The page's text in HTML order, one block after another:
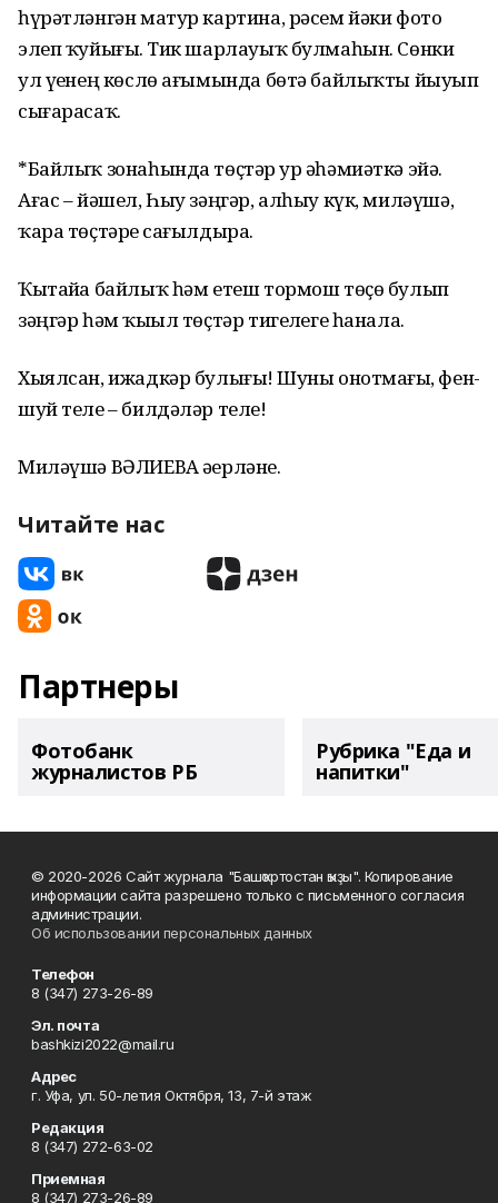
һүрәтләнгән матур картина, рәсем йәки фото
элеп ҡуйығыҙ. Тик шарлауыҡ булмаһын. Сөнки
ул үҙенең көслө ағымында бөтә байлыҡты йыуып
сығарасаҡ.
*Байлыҡ зонаһында төҫтәр ҙур әһәмиәткә эйә.
Ағас – йәшел, Һыу зәңгәр, алһыу күк, миләүшә,
ҡара төҫтәрҙе сағылдыра.
Ҡытайҙа байлыҡ һәм етеш тормош төҫө булып
зәңгәр һәм ҡыҙыл төҫтәр тигеҙлеге һанала.
Хыялсан, ижадкәр булығыҙ! Шуны онотмағыҙ, фен-
шуй теле – билдәләр теле!
Миләүшә ВӘЛИЕВА әҙерләне.
Читайте нас
Партнеры
Фотобанк
журналистов РБ
Рубрика "Еда и
напитки"
© 2020-2026 Сайт журнала "Башҡортостан ҡыҙы". Копирование
информации сайта разрешено только с письменного согласия
администрации.
Об использовании персональных данных
Телефон
8 (347) 273-26-89
Эл. почта
bashkizi2022@mail.ru
Адрес
г. Уфа, ул. 50-летия Октября, 13, 7-й этаж
Редакция
8 (347) 272-63-02
Приемная
8 (347) 273-26-89